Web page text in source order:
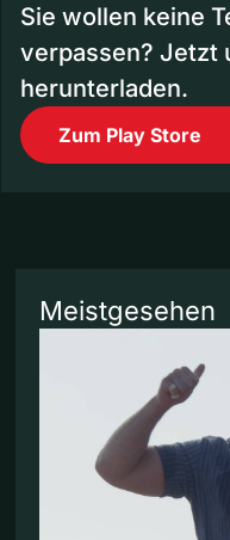
Sie wollen keine
verpassen? Jetzt
herunterladen.
Zum Play Store
Meistgesehen